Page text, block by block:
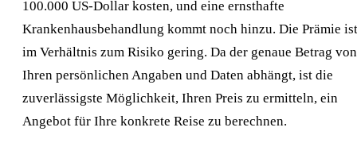
100.000 US-Dollar kosten, und eine ernsthafte
Krankenhausbehandlung kommt noch hinzu. Die Prämie ist
im Verhältnis zum Risiko gering. Da der genaue Betrag von
Ihren persönlichen Angaben und Daten abhängt, ist die
zuverlässigste Möglichkeit, Ihren Preis zu ermitteln, ein
Angebot für Ihre konkrete Reise zu berechnen.